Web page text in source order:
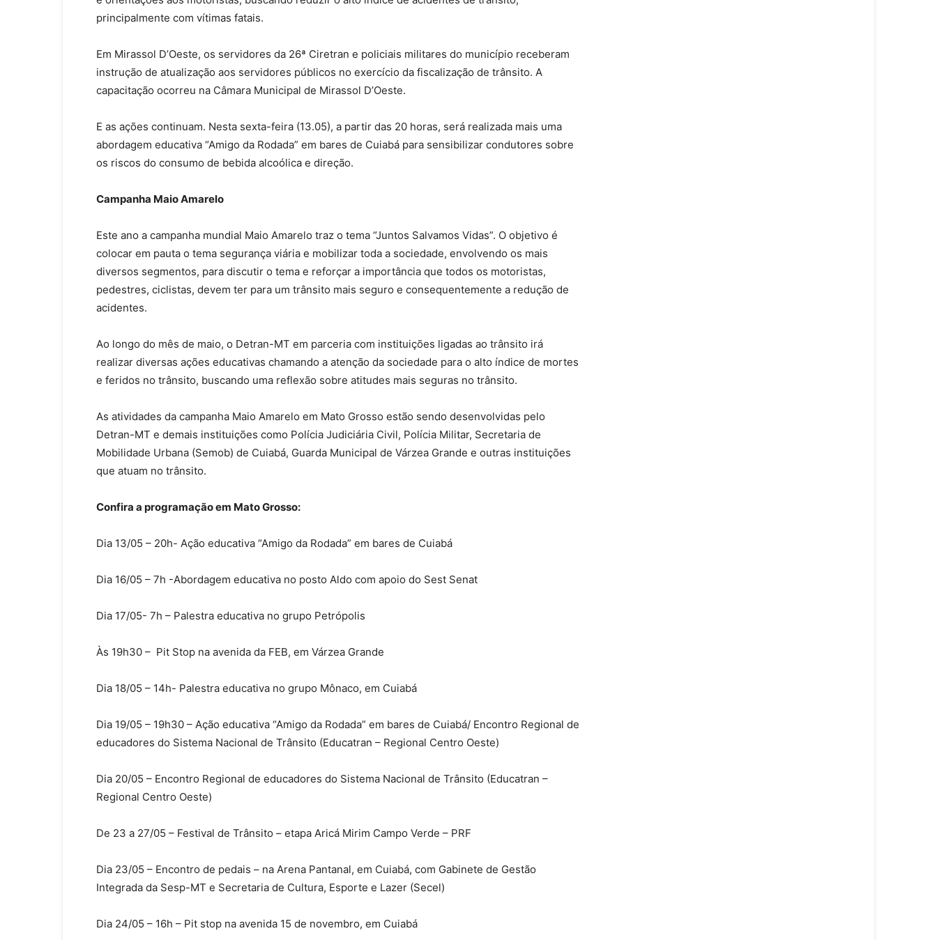
principalmente com vítimas fatais.
Em Mirassol D’Oeste, os servidores da 26ª Ciretran e policiais militares do município receberam
instrução de atualização aos servidores públicos no exercício da fiscalização de trânsito. A
capacitação ocorreu na Câmara Municipal de Mirassol D’Oeste.
E as ações continuam. Nesta sexta-feira (13.05), a partir das 20 horas, será realizada mais uma
abordagem educativa “Amigo da Rodada” em bares de Cuiabá para sensibilizar condutores sobre
os riscos do consumo de bebida alcoólica e direção.
Campanha Maio Amarelo
Este ano a campanha mundial Maio Amarelo traz o tema “Juntos Salvamos Vidas”. O objetivo é
colocar em pauta o tema segurança viária e mobilizar toda a sociedade, envolvendo os mais
diversos segmentos, para discutir o tema e reforçar a importância que todos os motoristas,
pedestres, ciclistas, devem ter para um trânsito mais seguro e consequentemente a redução de
acidentes.
Ao longo do mês de maio, o Detran-MT em parceria com instituições ligadas ao trânsito irá
realizar diversas ações educativas chamando a atenção da sociedade para o alto índice de mortes
e feridos no trânsito, buscando uma reflexão sobre atitudes mais seguras no trânsito.
As atividades da campanha Maio Amarelo em Mato Grosso estão sendo desenvolvidas pelo
Detran-MT e demais instituições como Polícia Judiciária Civil, Polícia Militar, Secretaria de
Mobilidade Urbana (Semob) de Cuiabá, Guarda Municipal de Várzea Grande e outras instituições
que atuam no trânsito.
Confira a programação em Mato Grosso:
Dia 13/05 – 20h- Ação educativa “Amigo da Rodada” em bares de Cuiabá
Dia 16/05 – 7h -Abordagem educativa no posto Aldo com apoio do Sest Senat
Dia 17/05- 7h – Palestra educativa no grupo Petrópolis
Às 19h30 – Pit Stop na avenida da FEB, em Várzea Grande
Dia 18/05 – 14h- Palestra educativa no grupo Mônaco, em Cuiabá
Dia 19/05 – 19h30 – Ação educativa “Amigo da Rodada” em bares de Cuiabá/ Encontro Regional de
educadores do Sistema Nacional de Trânsito (Educatran – Regional Centro Oeste)
Dia 20/05 – Encontro Regional de educadores do Sistema Nacional de Trânsito (Educatran –
Regional Centro Oeste)
De 23 a 27/05 – Festival de Trânsito – etapa Aricá Mirim Campo Verde – PRF
Dia 23/05 – Encontro de pedais – na Arena Pantanal, em Cuiabá, com Gabinete de Gestão
Integrada da Sesp-MT e Secretaria de Cultura, Esporte e Lazer (Secel)
Dia 24/05 – 16h – Pit stop na avenida 15 de novembro, em Cuiabá